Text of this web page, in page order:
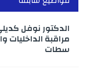
مراقبة الداخليات
سطات